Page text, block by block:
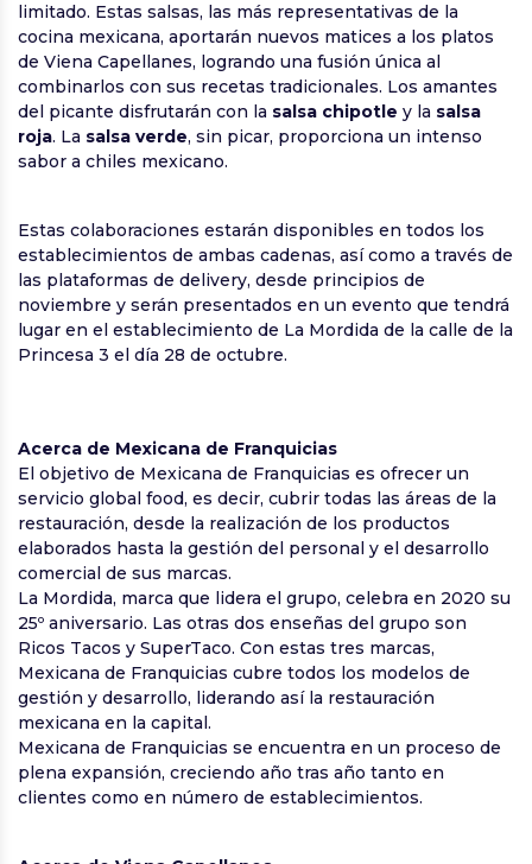
limitado. Estas salsas, las más representativas de la
cocina mexicana, aportarán nuevos matices a los platos
de Viena Capellanes, logrando una fusión única al
combinarlos con sus recetas tradicionales. Los amantes
del picante disfrutarán con la salsa chipotle y la salsa
roja. La salsa verde, sin picar, proporciona un intenso
sabor a chiles mexicano.
Estas colaboraciones estarán disponibles en todos los
establecimientos de ambas cadenas, así como a través de
las plataformas de delivery, desde principios de
noviembre y serán presentados en un evento que tendrá
lugar en el establecimiento de La Mordida de la calle de la
Princesa 3 el día 28 de octubre.
Acerca de Mexicana de Franquicias
El objetivo de Mexicana de Franquicias es ofrecer un
servicio global food, es decir, cubrir todas las áreas de la
restauración, desde la realización de los productos
elaborados hasta la gestión del personal y el desarrollo
comercial de sus marcas.
La Mordida, marca que lidera el grupo, celebra en 2020 su
25º aniversario. Las otras dos enseñas del grupo son
Ricos Tacos y SuperTaco. Con estas tres marcas,
Mexicana de Franquicias cubre todos los modelos de
gestión y desarrollo, liderando así la restauración
mexicana en la capital.
Mexicana de Franquicias se encuentra en un proceso de
plena expansión, creciendo año tras año tanto en
clientes como en número de establecimientos.